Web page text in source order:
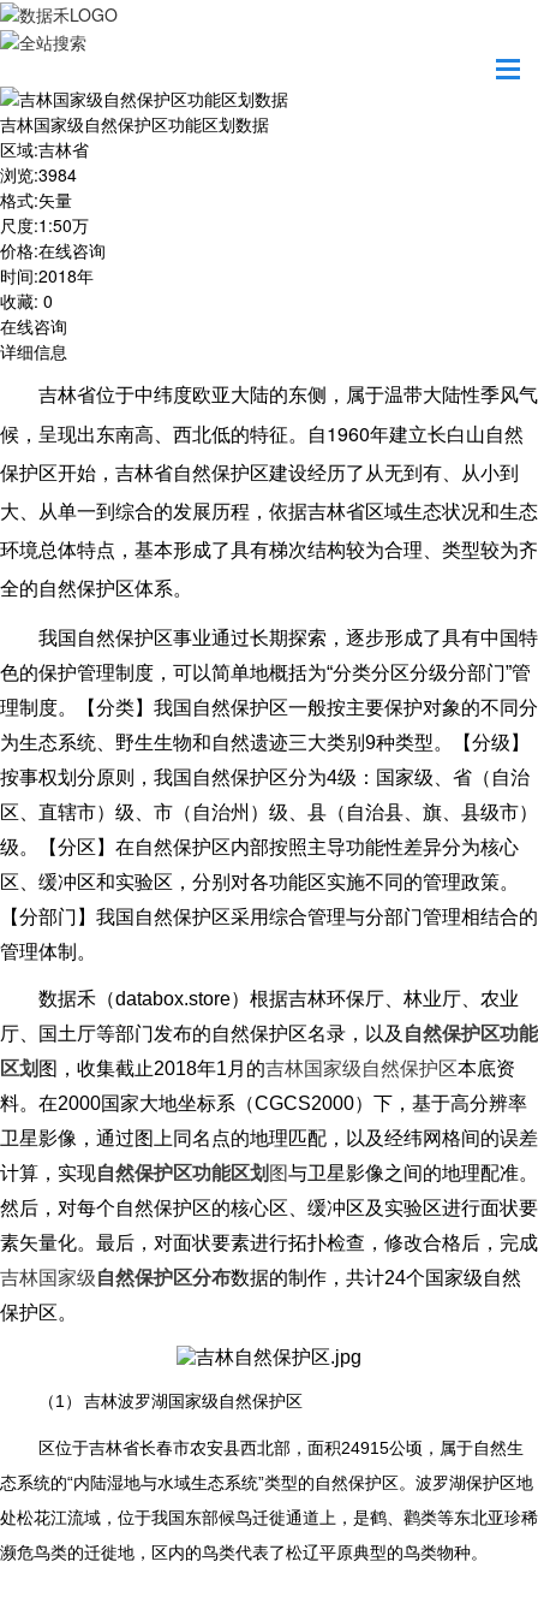
吉林国家级自然保护区功能区划数据
区域:吉林省
浏览:3984
格式:矢量
尺度:1:50万
价格:在线咨询
时间:2018年
收藏: 0
在线咨询
详细信息
吉林省位于中纬度欧亚大陆的东侧，属于温带大陆性季风气
候，呈现出东南高、西北低的特征。自1960年建立长白山自然
保护区开始，吉林省自然保护区建设经历了从无到有、从小到
大、从单一到综合的发展历程，依据吉林省区域生态状况和生态
环境总体特点，基本形成了具有梯次结构较为合理、类型较为齐
全的自然保护区体系。
我国自然保护区事业通过长期探索，逐步形成了具有中国特
色的保护管理制度，可以简单地概括为“分类分区分级分部门”管
理制度。【分类】我国自然保护区一般按主要保护对象的不同分
为生态系统、野生生物和自然遗迹三大类别9种类型。【分级】
按事权划分原则，我国自然保护区分为4级：国家级、省（自治
区、直辖市）级、市（自治州）级、县（自治县、旗、县级市）
级。【分区】在自然保护区内部按照主导功能性差异分为核心
区、缓冲区和实验区，分别对各功能区实施不同的管理政策。
【分部门】我国自然保护区采用综合管理与分部门管理相结合的
管理体制。
数据禾（databox.store）根据吉林环保厅、林业厅、农业
厅、国土厅等部门发布的自然保护区名录，以及 自然保护区功能
区划 图，收集截止2018年1月的吉林国家级自然保护区本底资
料。在2000国家大地坐标系（CGCS2000）下，基于高分辨率
卫星影像，通过图上同名点的地理匹配，以及经纬网格间的误差
计算，实现自然保护区功能区划 图与卫星影像之间的地理配准。
然后，对每个自然保护区的核心区、缓冲区及实验区进行面状要
素矢量化。最后，对面状要素进行拓扑检查，修改合格后，完成
吉林国家级自然保护区分布数据的制作，共计24个国家级自然
保护区。
（1） 吉林波罗湖国家级自然保护区
区位于吉林省长春市农安县西北部，面积24915公顷，属于自然生
态系统的“内陆湿地与水域生态系统”类型的自然保护区。波罗湖保护区地
处松花江流域，位于我国东部候鸟迁徙通道上，是鹤、鹳类等东北亚珍稀
濒危鸟类的迁徙地，区内的鸟类代表了松辽平原典型的鸟类物种。